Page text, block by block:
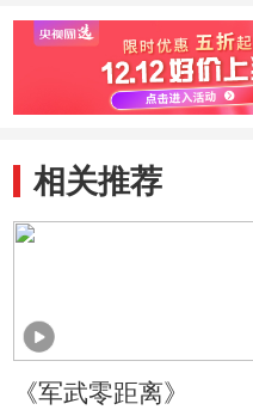
相关推荐
《军武零距离》